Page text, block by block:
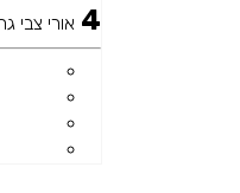
4 אורי צבי